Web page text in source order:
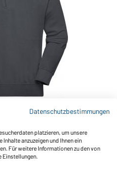
JN868
COLOR - (carbon/red)
Datenschutzbestimmungen
platzieren, um unsere
anzuzeigen und Ihnen ein
Für weitere Informationen zu den von
Einstellungen.